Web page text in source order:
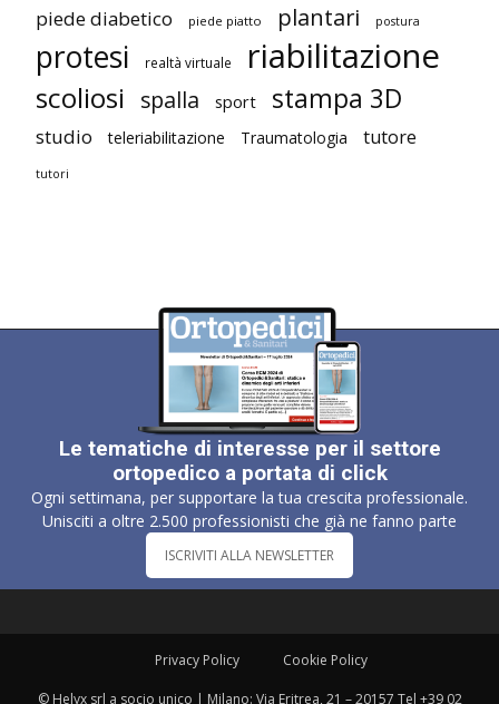
piede diabetico piede piatto plantari postura
protesi realtà virtuale riabilitazione
scoliosi spalla sport stampa 3D
studio teleriabilitazione Traumatologia tutore
tutori
Le tematiche di interesse per il settore
ortopedico a portata di click
Ogni settimana, per supportare la tua crescita professionale.
Unisciti a oltre 2.500 professionisti che già ne fanno parte
ISCRIVITI ALLA NEWSLETTER
Privacy Policy Cookie Policy
© Helyx srl a socio unico | Milano: Via Eritrea, 21 – 20157 Tel +39 02